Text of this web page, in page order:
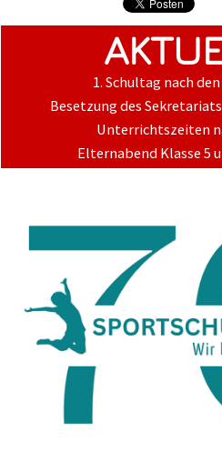
1. Schultag nach
Besetzung des
Unterrichtszeiten
Elternabend Klasse 5